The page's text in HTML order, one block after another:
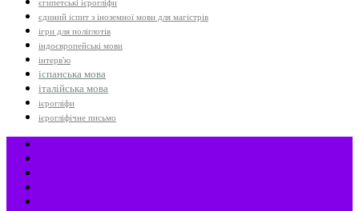
єгипетські ієрогліфи
єдиний іспит з іноземної мови для магістрів
ігри для поліглотів
індоєвропейські мови
інтерв'ю
іспанська мова
італійська мова
ієрогліфи
ієрогліфічне письмо